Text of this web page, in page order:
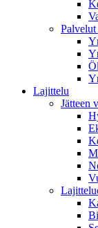
Lajittelu
Jätteen